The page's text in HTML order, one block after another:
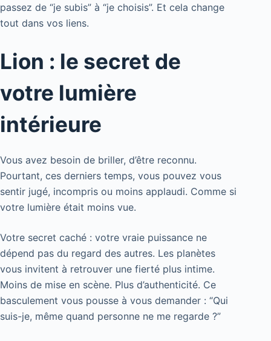
passez de “je subis” à “je choisis”. Et cela change
tout dans vos liens.
Lion : le secret de
votre lumière
intérieure
Vous avez besoin de briller, d’être reconnu.
Pourtant, ces derniers temps, vous pouvez vous
sentir jugé, incompris ou moins applaudi. Comme si
votre lumière était moins vue.
Votre secret caché : votre vraie puissance ne
dépend pas du regard des autres. Les planètes
vous invitent à retrouver une fierté plus intime.
Moins de mise en scène. Plus d’authenticité. Ce
basculement vous pousse à vous demander : “Qui
suis-je, même quand personne ne me regarde ?”